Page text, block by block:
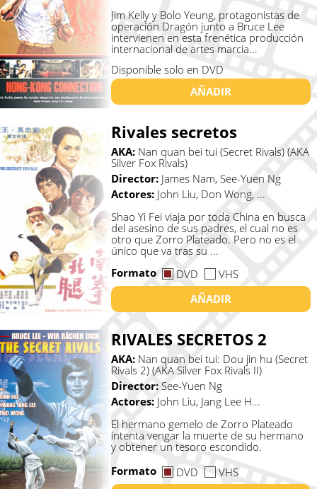
Jim Kelly y Bolo Yeung, protagonistas de
operación Dragón junto a Bruce Lee
intervienen en esta frenética producción
internacional de artes marcia...
Disponible solo en DVD
AÑADIR
Rivales secretos
AKA: Nan quan bei tui (Secret Rivals) (AKA
Silver Fox Rivals)
Director: James Nam, See-Yuen Ng
Actores: John Liu, Don Wong, ...
Shao Yi Fei viaja por toda China en busca
del asesino de sus padres, el cual no es
otro que Zorro Plateado. Pero no es el
único que va tras su ...
Formato
DVD
VHS
AÑADIR
RIVALES SECRETOS 2
AKA: Nan quan bei tui: Dou jin hu (Secret
Rivals 2) (AKA Silver Fox Rivals II)
Director:See-Yuen Ng
Actores: John Liu, Jang Lee H...
El hermano gemelo de Zorro Plateado
intenta vengar la muerte de su hermano
y obtener un tesoro escondido.
Formato
DVD
VHS